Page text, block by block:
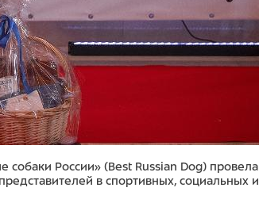
собаки России» (Best Russian Dog) провела
в спортивных, социальных и